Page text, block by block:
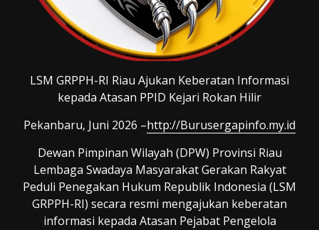
LSM GRPPH-RI Riau Ajukan Keberatan Informasi
kepada Atasan PPID Kejari Rokan Hilir
Pekanbaru, Juni 2026 –http://Burusergapinfo.my.id
Dewan Pimpinan Wilayah (DPW) Provinsi Riau
Lembaga Swadaya Masyarakat Gerakan Rakyat
Peduli Penegakan Hukum Republik Indonesia (LSM
GRPPH-RI) secara resmi mengajukan keberatan
informasi kepada Atasan Pejabat Pengelola